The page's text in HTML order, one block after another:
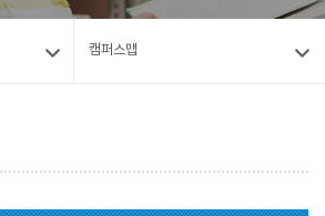
캠퍼스맵